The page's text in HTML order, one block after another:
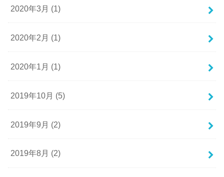
2020年3月 (1)
2020年2月 (1)
2020年1月 (1)
2019年10月 (5)
2019年9月 (2)
2019年8月 (2)